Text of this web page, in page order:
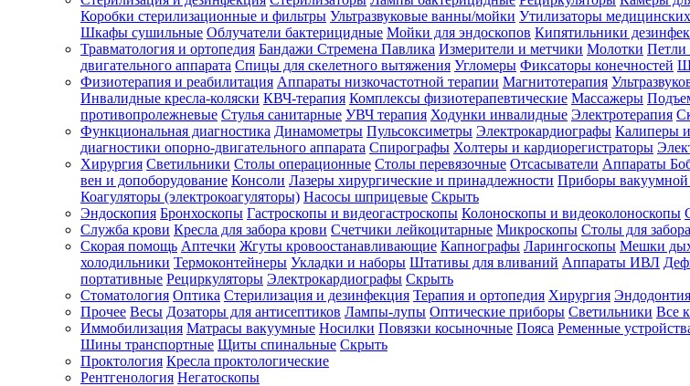
Зарегистрироваться
Зачем
регистрироваться?
Все
покупки
в
одном
месте
Личный
менеджер
Отслеживание
статуса
заказа
Коробки стерилизационные и фильтры Ультразвуковые ванны/мойки Утилизаторы
Шкафы сушильные Облучатели бактерицидные Мойки для эндоскопов Кипятильники
Травматология и ортопедия Бандажи Стремена Павлика Измерители и метчики Молотки Петли
двигательного аппарата Спицы для скелетного вытяжения Угломеры Фиксаторы конечностей
Физиотерапия и реабилитация Аппараты низкочастотной терапии Магнитотерапия
Инвалидные кресла-коляски КВЧ-терапия Комплексы физиотерапевтические Массажеры
противопролежневые Стулья санитарные УВЧ терапия Ходунки инвалидные Электротерапия
Функциональная диагностика Динамометры Пульсоксиметры Электрокардиографы Калиперы
диагностики опорно-двигательного аппарата Спирографы Холтеры и кардиорегистраторы
Хирургия Светильники Столы операционные Столы перевязочные Отсасыватели Аппараты
вен и допоборудование Консоли Лазеры хирургические и принадлежности Приборы вакуумной
Коагуляторы (электрокоагуляторы) Насосы шприцевые Скрыть
Эндоскопия Бронхоскопы Гастроскопы и видеогастроскопы Колоноскопы и видеоколоноскопы
Служба крови Кресла для забора крови Счетчики лейкоцитарные Микроскопы Столы для
Скорая помощь Аптечки Жгуты кровоостанавливающие Капнографы Ларингоскопы Мешки
холодильники Термоконтейнеры Укладки и наборы Штативы для вливаний Аппараты ИВЛ
портативные Рециркуляторы Электрокардиографы Скрыть
Стоматология Оптика Стерилизация и дезинфекция Терапия и ортопедия Хирургия Эндодонтия
Прочее Весы Дозаторы для антисептиков Лампы-лупы Оптические приборы Светильники Все
Иммобилизация Матрасы вакуумные Носилки Повязки косыночные Пояса Ременные
Шины транспортные Щиты спинальные Скрыть
Проктология Кресла проктологические
Рентгенология Негатоскопы